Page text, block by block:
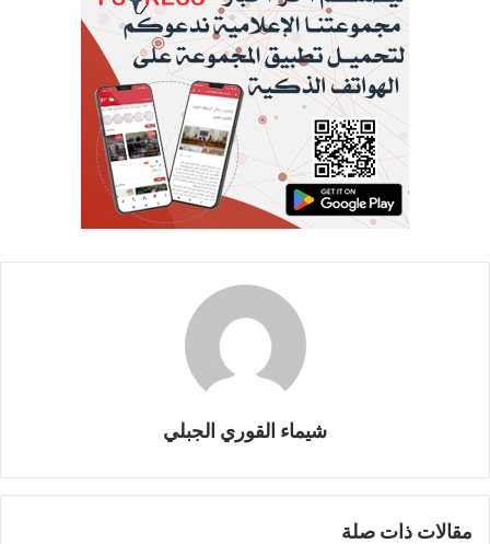
شيماء القوري الجبلي
مقالات ذات صلة